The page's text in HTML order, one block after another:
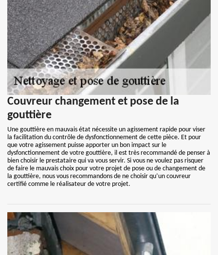
Couvreur changement et pose de la
gouttière
Une gouttière en mauvais état nécessite un agissement rapide pour viser
la facilitation du contrôle de dysfonctionnement de cette pièce. Et pour
que votre agissement puisse apporter un bon impact sur le
dysfonctionnement de votre gouttière, il est très recommandé de penser à
bien choisir le prestataire qui va vous servir. Si vous ne voulez pas risquer
de faire le mauvais choix pour votre projet de pose ou de changement de
la gouttière, nous vous recommandons de ne choisir qu’un couvreur
certifié comme le réalisateur de votre projet.